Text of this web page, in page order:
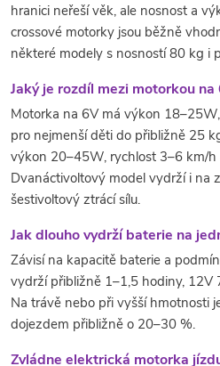
hranici neřeší věk, ale nosnost a
crossové motorky jsou běžně
některé modely s nosností 80 kg i
Jaký je rozdíl mezi motorkou na
Motorka na 6V má výkon
pro nejmenší děti do přibližně 25
výkon 20–45W, rychlost 3–6 km/
Dvanáctivoltový model vydrží i na
šestivoltový ztrácí sílu.
Jak dlouho vydrží baterie na
Závisí na kapacitě baterie a
vydrží přibližně 1–1,5 hodiny, 12V
Na trávě nebo při vyšší hmotnosti
dojezdem přibližně o 20–30 %.
Zvládne elektrická motorka